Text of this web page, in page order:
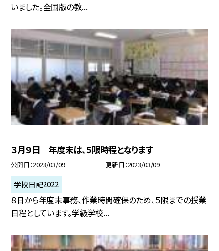
いました。全国版の教...
３月９日 年度末は、５限時程となります
公開日 2023/03/09 更新日 2023/03/09
学校日記2022
８日から年度末事務、作業時間確保のため、５限までの授業
日程としています。学級学校...